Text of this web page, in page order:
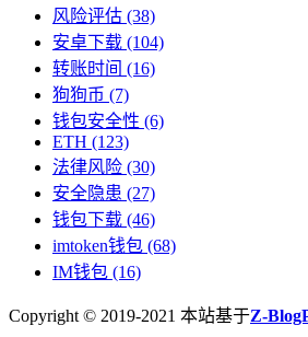
风险评估 (38)
安卓下载 (104)
转账时间 (16)
狗狗币 (7)
钱包安全性 (6)
ETH (123)
法律风险 (30)
安全隐患 (27)
钱包下载 (46)
imtoken钱包 (68)
IM钱包 (16)
Copyright © 2019-2021 本站基于Z-